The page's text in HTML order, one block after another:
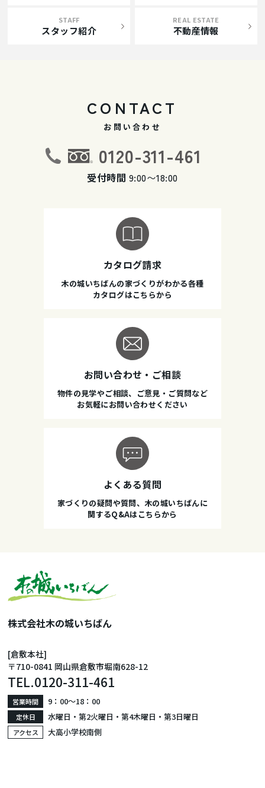
STAFF
スタッフ紹介
REAL ESTATE
不動産情報
CONTACT
お問い合わせ
0120-311-461
受付時間 9:00〜18:00
カタログ請求
木の城いちばんの家づくりがわかる各種
カタログはこちらから
お問い合わせ・ご相談
物件の見学やご相談、ご意見・ご質問など
お気軽にお問い合わせください
よくある質問
家づくりの疑問や質問、木の城いちばんに
関するQ&Aはこちらから
株式会社木の城いちばん
[倉敷本社]
〒710-0841 岡山県倉敷市堀南628-12
TEL.0120-311-461
営業時間 9：00〜18：00
定休日 水曜日・第2火曜日・第4木曜日・第3日曜日
アクセス 大高小学校南側